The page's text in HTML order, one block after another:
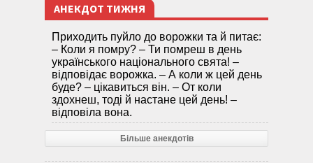
АНЕКДОТ ТИЖНЯ
Приходить пуйло до ворожки та й питає:
– Коли я помру? – Ти помреш в день
українського національного свята! –
відповідає ворожка. – А коли ж цей день
буде? – цікавиться він. – От коли
здохнеш, тоді й настане цей день! –
відповіла вона.
Більше анекдотів